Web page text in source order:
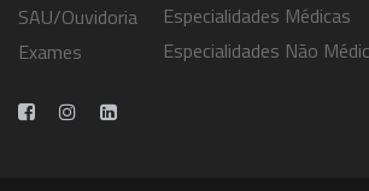
SAU/Ouvidoria
Exames
Especialidades Médicas
Especialidades Não